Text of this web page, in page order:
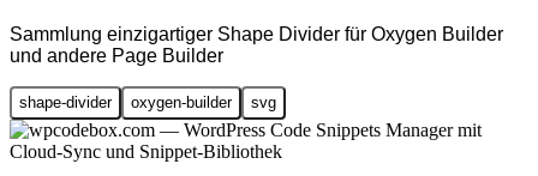
Sammlung einzigartiger Shape Divider für Oxygen Builder
und andere Page Builder
shape-divider oxygen-builder svg